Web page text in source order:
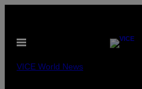
contenuto
Apri
VICE World News